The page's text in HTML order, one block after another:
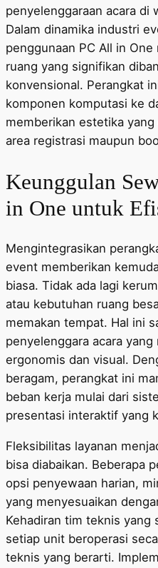
penyelenggaraan acara di
Dalam dinamika industri
penggunaan PC All in
ruang yang signifikan
konvensional. Perangkat
komponen komputasi ke
memberikan estetika
area registrasi maupun
Keunggulan
in One untuk
Mengintegrasikan
event memberikan
biasa. Tidak ada lagi
atau kebutuhan ruang
memakan tempat. Hal ini
penyelenggara acara
ergonomis dan visual.
beragam, perangkat ini
beban kerja mulai dari
presentasi interaktif yang
Fleksibilitas layanan
bisa diabaikan. Beberapa
opsi penyewaan harian,
yang menyesuaikan
Kehadiran tim teknis yang
setiap unit beroperasi
teknis yang berarti.